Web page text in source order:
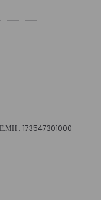
173547301000